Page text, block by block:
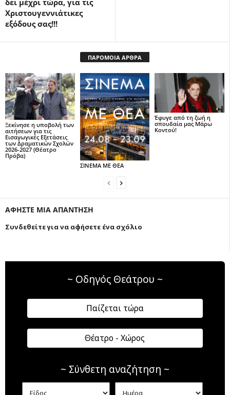
δει μέχρι τώρα, για τις
Χριστουγεννιάτικες
εξόδους σας!!!
ΠΑΡΟΜΟΙΑ ΑΡΘΡΑ
Ξεκίνησε η υποβολή των
αιτήσεων για τις
Εισαγωγικές Εξετάσεις
των Δραματικών Σχολών
2026-2027 (Θέατρο
Πρόβα)
ΣΙΝΕΜΑ ΜΕ ΘΕΑ
Έφυγε από τη ζωή η
σπουδαία μας Μάρω
Κοντού!
ΑΦΗΣΤΕ ΜΙΑ ΑΠΑΝΤΗΣΗ
Συνδεθείτε για να αφήσετε ένα σχόλιο
~ Οδηγός Θεάτρου ~
Παίζεται τώρα
Θέατρο - Χώρος
~ Σύνθετη αναζήτηση ~